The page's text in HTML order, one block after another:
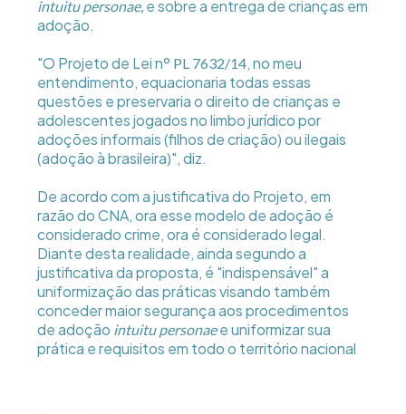
intuitu personae, e sobre a entrega de crianças em
adoção.
"O Projeto de Lei nº PL 7632/14, no meu
entendimento, equacionaria todas essas
questões e preservaria o direito de crianças e
adolescentes jogados no limbo jurídico por
adoções informais (filhos de criação) ou ilegais
(adoção à brasileira)", diz.
De acordo com a justificativa do Projeto, em
razão do CNA, ora esse modelo de adoção é
considerado crime, ora é considerado legal.
Diante desta realidade, ainda segundo a
justificativa da proposta, é "indispensável" a
uniformização das práticas visando também
conceder maior segurança aos procedimentos
de adoção intuitu personaee uniformizar sua
prática e requisitos em todo o território nacional